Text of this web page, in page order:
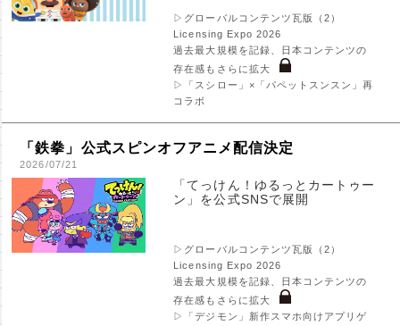
▷グローバルコンテンツ瓦版（2）
Licensing Expo 2026
過去最大規模を記録、日本コンテンツの
存在感もさらに拡大
▷「スシロー」×「パペットスンスン」再
コラボ
「鉄拳」公式スピンオフアニメ配信決定
2026/07/21
「てっけん！ゆるっとカートゥー
ン」を公式SNSで展開
▷グローバルコンテンツ瓦版（2）
Licensing Expo 2026
過去最大規模を記録、日本コンテンツの
存在感もさらに拡大
▷「デジモン」新作スマホ向けアプリゲ